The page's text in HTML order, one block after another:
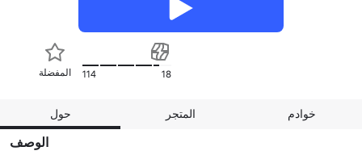
المفضلة 114 18
حول المتجر خوادم
الوصف